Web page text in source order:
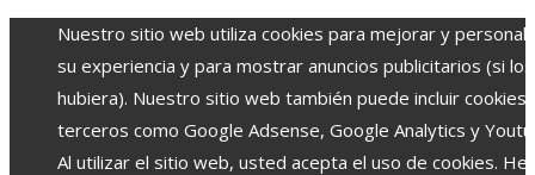
Nuestro sitio web utiliza cookies para mejorar y
su experiencia y para mostrar anuncios publicitarios (si los
hubiera). Nuestro sitio web también puede incluir cookies
terceros como Google Adsense, Google Analytics y
Al utilizar el sitio web, usted acepta el uso de cookies.